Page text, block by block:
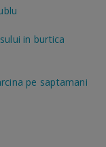
in burtica
pe saptamani